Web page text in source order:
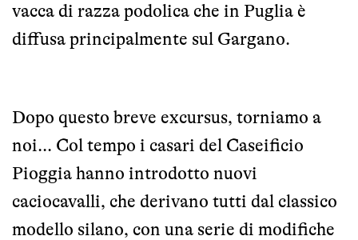
vacca di razza podolica che in Puglia è
diffusa principalmente sul Gargano.
Dopo questo breve excursus, torniamo a
noi... Col tempo i casari del Caseificio
Pioggia hanno introdotto nuovi
caciocavalli, che derivano tutti dal classico
modello silano, con una serie di modifiche